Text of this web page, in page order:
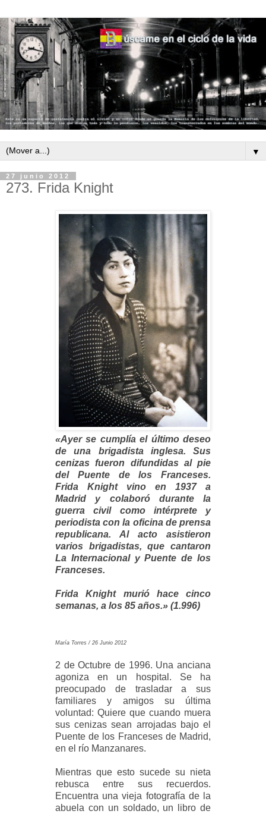
▼
27 junio 2012
273. Frida Knight
«Ayer se cumplía el último deseo
de una brigadista inglesa. Sus
cenizas fueron difundidas al pie
del Puente de los Franceses.
Frida Knight vino en 1937 a
Madrid y colaboró durante la
guerra civil como intérprete y
periodista con la oficina de prensa
republicana. Al acto asistieron
varios brigadistas, que cantaron
La Internacional y Puente de los
Franceses.
Frida Knight murió hace cinco
semanas, a los 85 años.» (1.996)
María Torres / 26 Junio 2012
2 de Octubre de 1996. Una anciana
agoniza en un hospital. Se ha
preocupado de trasladar a sus
familiares y amigos su última
voluntad: Quiere que cuando muera
sus cenizas sean arrojadas bajo el
Puente de los Franceses de Madrid,
en el río Manzanares.
Mientras que esto sucede su nieta
rebusca entre sus recuerdos.
Encuentra una vieja fotografía de la
abuela con un soldado, un libro de